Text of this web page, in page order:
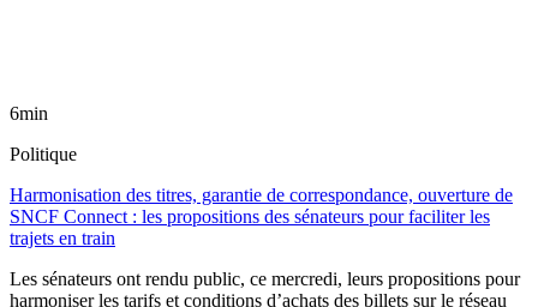
6min
Politique
Harmonisation des titres, garantie de correspondance, ouverture de
SNCF Connect : les propositions des sénateurs pour faciliter les
trajets en train
Les sénateurs ont rendu public, ce mercredi, leurs propositions pour
harmoniser les tarifs et conditions d’achats des billets sur le réseau